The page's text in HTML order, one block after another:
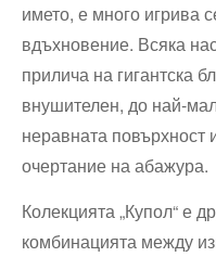
името, е много игрива
вдъхновение. Всяка
прилича на гигантска
внушителен, до най-
неравната повърхност
очертание на абажура.
Колекцията „Купол“ е
комбинацията между